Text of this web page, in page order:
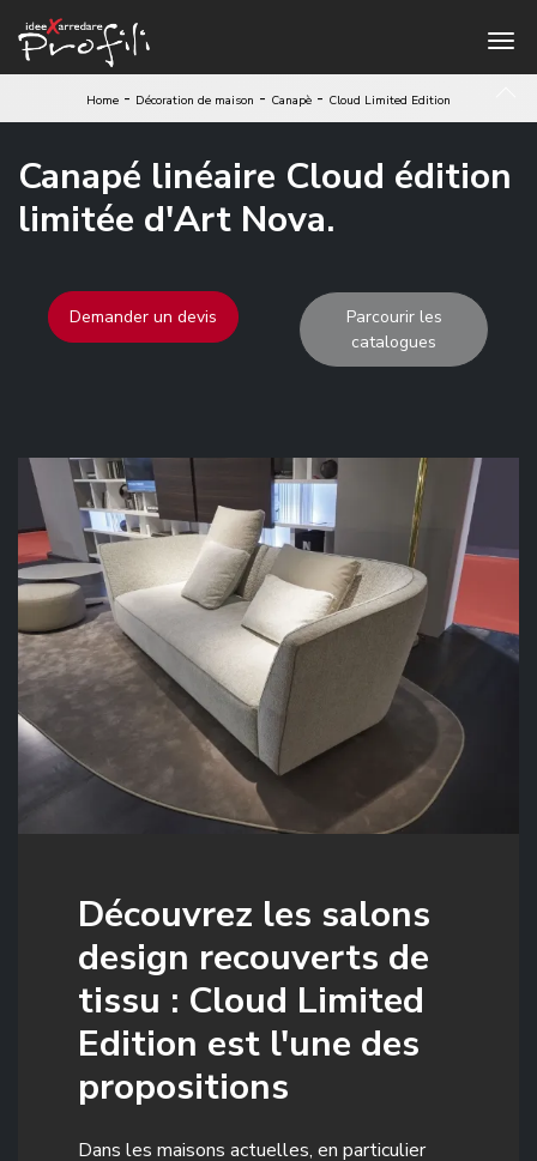
Home - Décoration de maison - Canapè - Cloud Limited Edition
Canapé linéaire Cloud édition
limitée d'Art Nova.
Demander un devis
Parcourir les
catalogues
Découvrez les salons
design recouverts de
tissu : Cloud Limited
Edition est l'une des
propositions
Dans les maisons actuelles, en particulier